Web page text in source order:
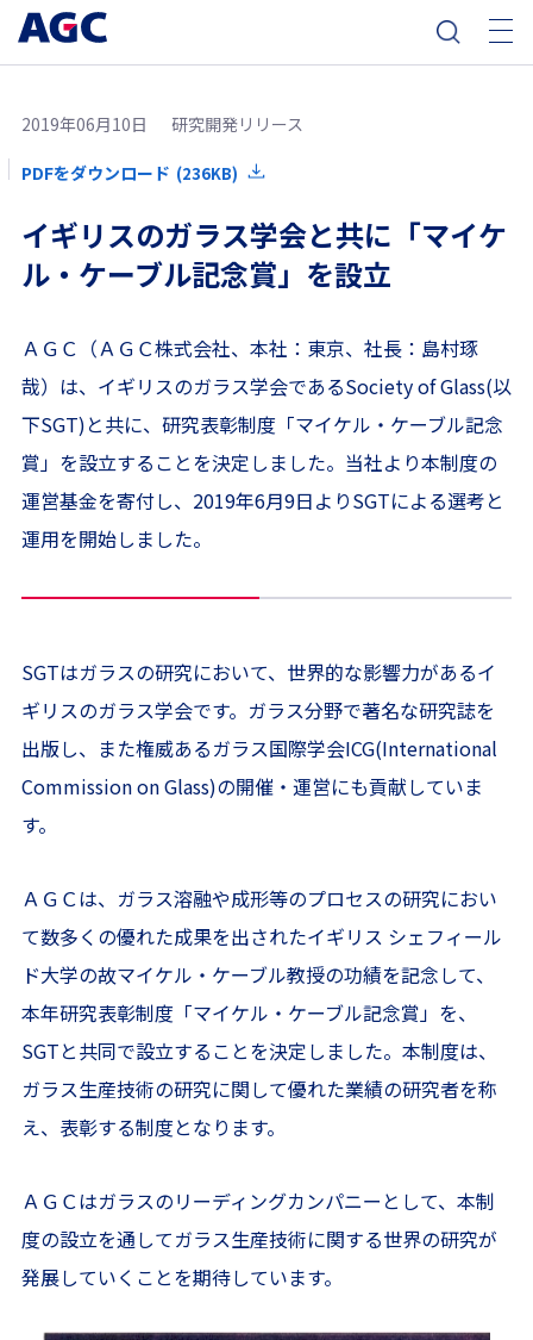
2019年06月10日 研究開発リリース
PDFをダウンロード (236KB)
イギリスのガラス学会と共に「マイケ
ル・ケーブル記念賞」を設立
ＡＧＣ（ＡＧＣ株式会社、本社：東京、社長：島村琢
哉）は、イギリスのガラス学会であるSociety of Glass(以
下SGT)と共に、研究表彰制度「マイケル・ケーブル記念
賞」を設立することを決定しました。当社より本制度の
運営基金を寄付し、2019年6月9日よりSGTによる選考と
運用を開始しました。
SGTはガラスの研究において、世界的な影響力があるイ
ギリスのガラス学会です。ガラス分野で著名な研究誌を
出版し、また権威あるガラス国際学会ICG(International
Commission on Glass)の開催・運営にも貢献していま
す。
ＡＧＣは、ガラス溶融や成形等のプロセスの研究におい
て数多くの優れた成果を出されたイギリス シェフィール
ド大学の故マイケル・ケーブル教授の功績を記念して、
本年研究表彰制度「マイケル・ケーブル記念賞」を、
SGTと共同で設立することを決定しました。本制度は、
ガラス生産技術の研究に関して優れた業績の研究者を称
え、表彰する制度となります。
ＡＧＣはガラスのリーディングカンパニーとして、本制
度の設立を通してガラス生産技術に関する世界の研究が
発展していくことを期待しています。